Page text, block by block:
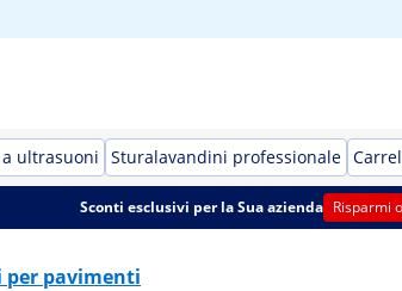
ultrasuoni Sturalavandini professionale
Sconti esclusivi per la Sua azienda Risparmi
per pavimenti